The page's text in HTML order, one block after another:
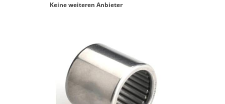
Keine weiteren Anbieter